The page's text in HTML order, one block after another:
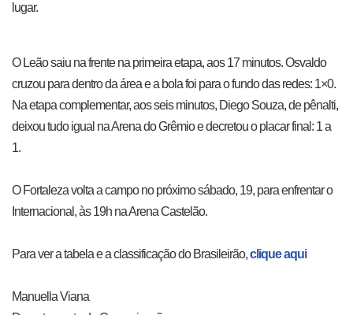
lugar.
O Leão saiu na frente na primeira etapa, aos 17 minutos. Osvaldo
cruzou para dentro da área e a bola foi para o fundo das redes: 1×0.
Na etapa complementar, aos seis minutos, Diego Souza, de pênalti,
deixou tudo igual na Arena do Grêmio e decretou o placar final: 1 a
1.
O Fortaleza volta a campo no próximo sábado, 19, para enfrentar o
Internacional, às 19h na Arena Castelão.
Para ver a tabela e a classificação do Brasileirão,clique aqui
Manuella Viana